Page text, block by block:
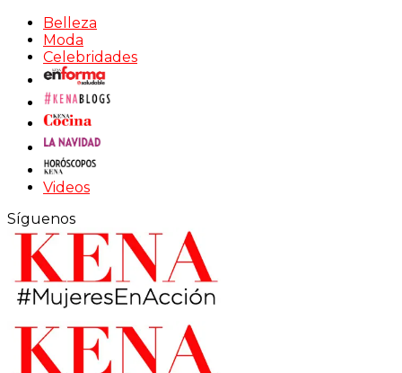
Belleza
Moda
Celebridades
Videos
Síguenos